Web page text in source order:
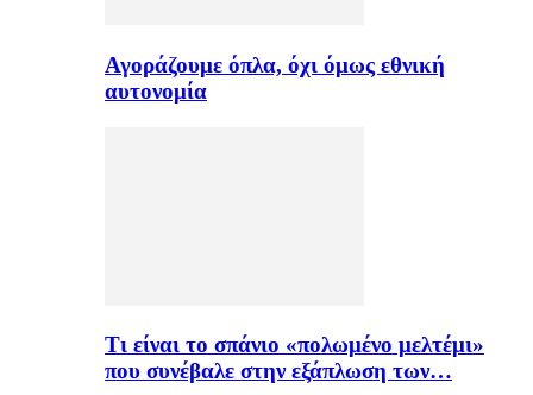
Αγοράζουμε όπλα, όχι όμως εθνική
αυτονομία
Τι είναι το σπάνιο «πολωμένο μελτέμι»
που συνέβαλε στην εξάπλωση των…